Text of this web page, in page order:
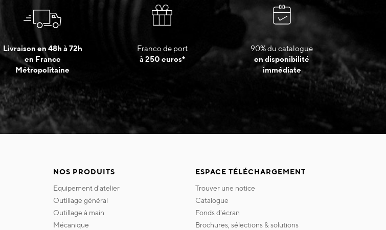
Livraison en 48h à 72h
en France
Métropolitaine
Franco de port
à 250 euros*
90% du catalogue
en disponibilité
immédiate
NOS PRODUITS
equipement d'atelier
outillage général
outillage à main
mécanique
ESPACE TÉLÉCHARGEMENT
trouver une notice
catalogue
fonds d'écran
brochures, sélections & solutions